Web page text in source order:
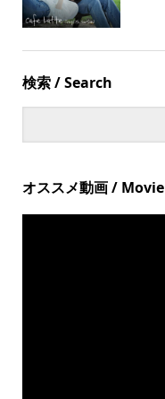
検索 / Search
オススメ動画 / Movie